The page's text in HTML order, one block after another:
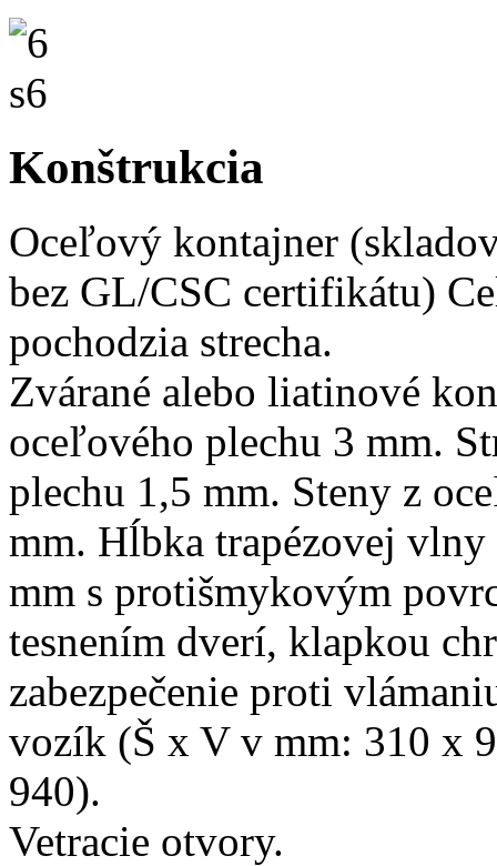
Konštrukcia
Oceľový kontajner
bez GL/CSC certifikátu)
pochodzia strecha.
Zvárané alebo liatinové
oceľového plechu 3 mm.
plechu 1,5 mm. Steny z
mm. Hĺbka trapézovej
mm s protišmykovým
tesnením dverí, klapkou
zabezpečenie proti
vozík (Š x V v mm: 310 x
940).
Vetracie otvory.